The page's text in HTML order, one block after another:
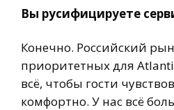
Вы русифицируете
Конечно. Российский
приоритетных для
всё, чтобы гости
комфортно. У нас всё